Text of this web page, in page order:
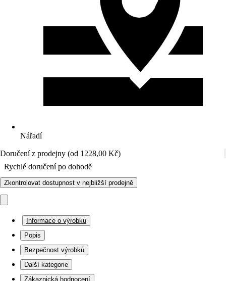
Nářadí
Doručení z prodejny (od 1228,00 Kč)
Rychlé doručení po dohodě
Zkontrolovat dostupnost v nejbližší prodejně
Informace o výrobku
Popis
Bezpečnost výrobků
Další kategorie
Zákaznická hodnocení